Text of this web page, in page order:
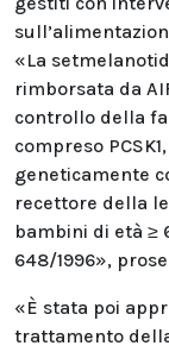
«La
rimborsata da
controllo della
compreso
geneticamente
recettore della
bambini di età ≥
648/1996»,
«È stata poi
trattamento